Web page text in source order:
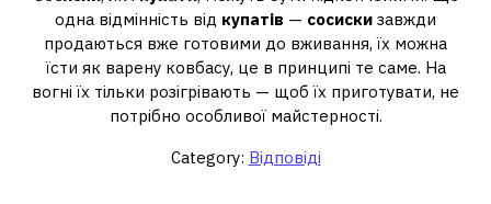
одна відмінність від купатів — сосиски завжди
продаються вже готовими до вживання, їх можна
їсти як варену ковбасу, це в принципі те саме. На
вогні їх тільки розігрівають — щоб їх приготувати, не
потрібно особливої ​​майстерності.
Category: Відповіді